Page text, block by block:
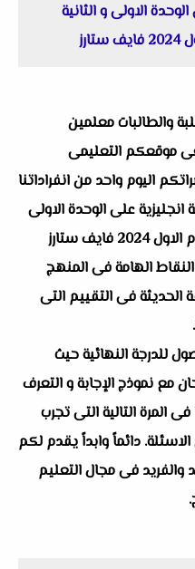
الاولى و الثانية
والطالبات معلمين
موقعكم التعليمى
اليوم واحد من انفراداتنا
انجليزية على الوحدة الاولى
و الثانية للصف الأول الاعدادي الترم الاول 2024 فايف ستارز
الهامة فى المنهج
فى التقييم التى
للدرجة النهائية حيث
مع نموذج الإجابة و التعرف
المرة التالية التى تجرب
دائماً وابداً يقدم لكم
والفريد فى مجال التعليم